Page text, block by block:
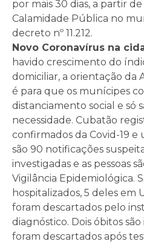
por mais 30 dias, a partir
Calamidade Pública no
decreto nº 11.212.
Novo Coronavírus na
havido crescimento do
domiciliar, a orientação da
é para que os munícipes
distanciamento social e só
necessidade. Cubatão
confirmados da Covid-19
são 90 notificações
investigadas e as pessoas
Vigilância Epidemiológica.
hospitalizados, 5 deles em
foram descartados pelo
diagnóstico. Dois óbitos
foram descartados após